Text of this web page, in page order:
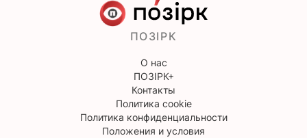
ПОЗІРК
О нас
ПОЗІРК+
Контакты
Политика cookie
Политика конфиденциальности
Положения и условия